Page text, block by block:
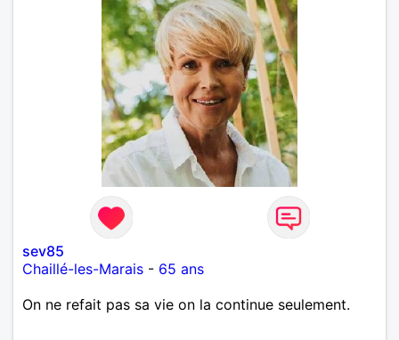
sev85
Chaillé-les-Marais - 65 ans
On ne refait pas sa vie on la continue seulement.